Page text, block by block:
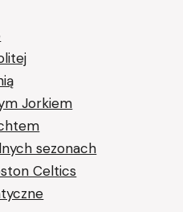
Jorkiem
sezonach
Celtics